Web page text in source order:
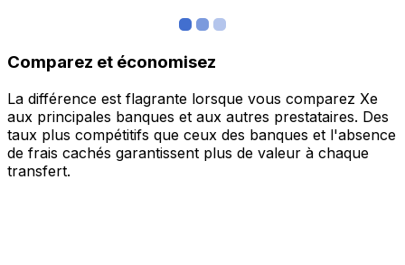
Comparez et économisez
La différence est flagrante lorsque vous comparez Xe
aux principales banques et aux autres prestataires. Des
taux plus compétitifs que ceux des banques et l'absence
de frais cachés garantissent plus de valeur à chaque
transfert.